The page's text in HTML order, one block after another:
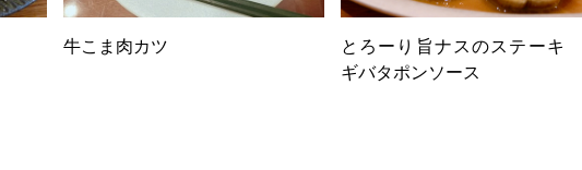
牛こま肉カツ
とろーり旨ナスのステーキ
ギバタポンソース